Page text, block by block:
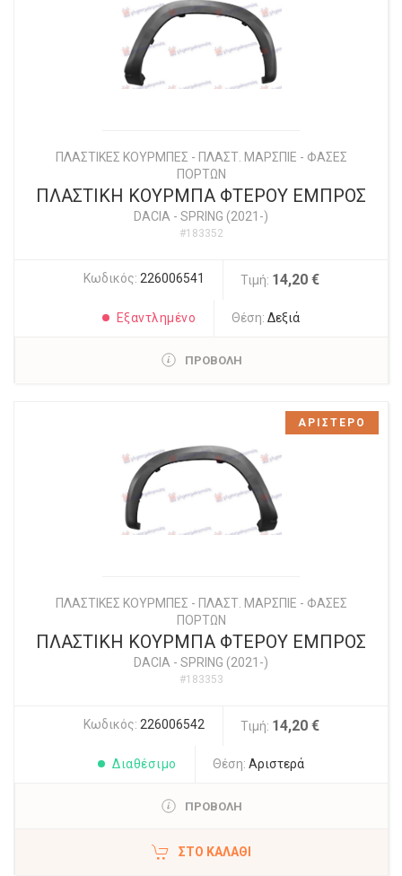
ΠΛΑΣΤΙΚΕΣ ΚΟΥΡΜΠΕΣ - ΠΛΑΣΤ. ΜΑΡΣΠΙΕ - ΦΑΣΕΣ
ΠΟΡΤΩΝ
ΠΛΑΣΤΙΚΗ ΚΟΥΡΜΠΑ ΦΤΕΡΟΥ ΕΜΠΡΟΣ
DACIA - SPRING (2021-)
#183352
Κωδικός: 226006541 Τιμή: 14,20 €
Εξαντλημένο Θέση:Δεξιά
ΠΡΟΒΟΛΗ
ΠΛΑΣΤΙΚΕΣ ΚΟΥΡΜΠΕΣ - ΠΛΑΣΤ. ΜΑΡΣΠΙΕ - ΦΑΣΕΣ
ΠΟΡΤΩΝ
ΠΛΑΣΤΙΚΗ ΚΟΥΡΜΠΑ ΦΤΕΡΟΥ ΕΜΠΡΟΣ
DACIA - SPRING (2021-)
#183353
Κωδικός: 226006542 Τιμή: 14,20 €
Διαθέσιμο Θέση: Αριστερά
ΠΡΟΒΟΛΗ
ΣΤΟ ΚΑΛΆΘΙ
ΑΡΙΣΤΕΡΟ